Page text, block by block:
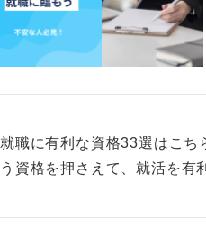
就職に有利な資格33選はこち
う資格を押さえて、就活を有